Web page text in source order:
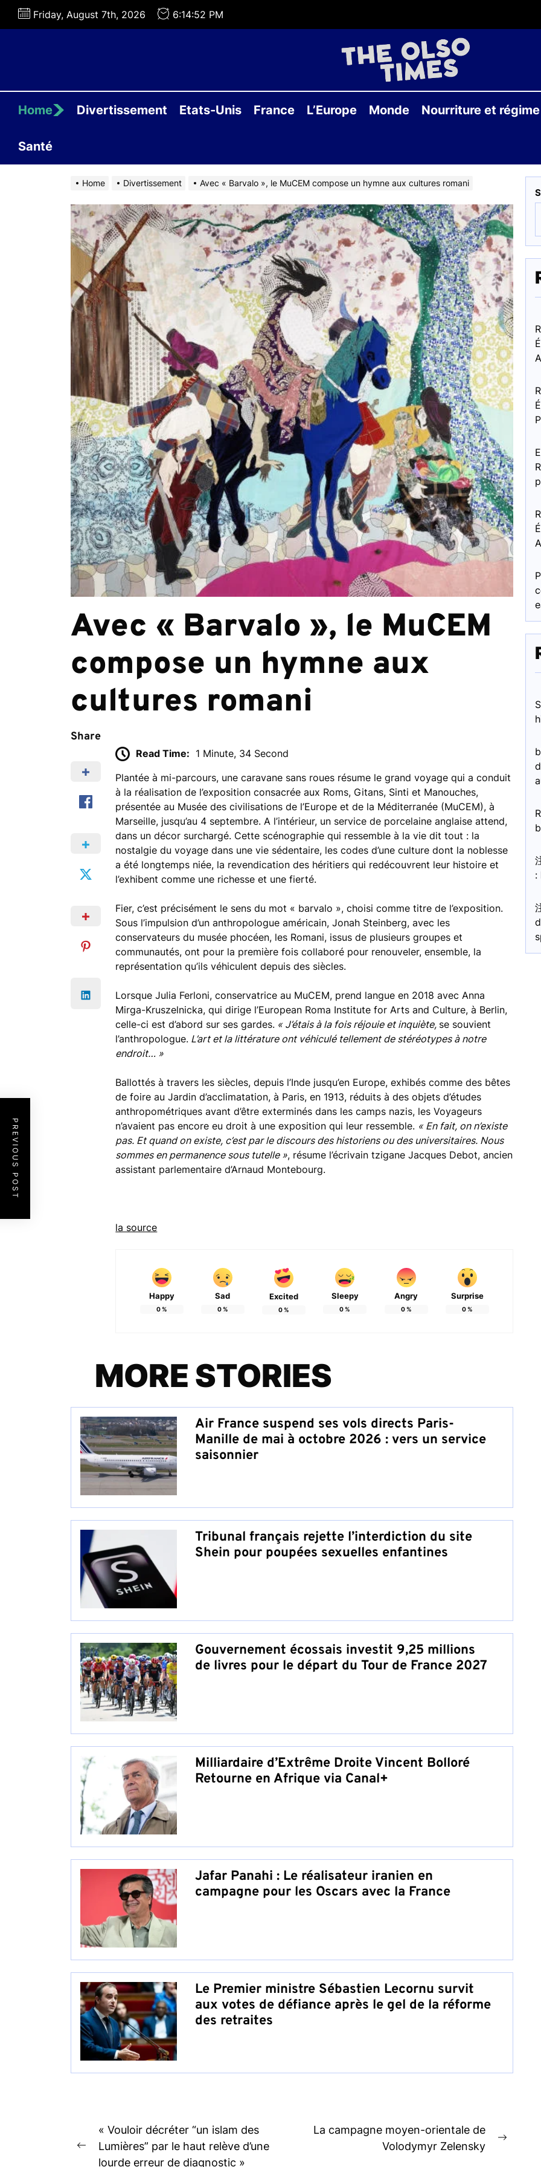
Skip
Friday, August 7th, 2026 6:14:53 PM
Home Divertissement Etats-Unis France L’Europe Monde Nourriture et régime
Santé
Home Divertissement Avec « Barvalo », le MuCEM compose un hymne aux cultures romani
Avec « Barvalo », le MuCEM
compose un hymne aux
cultures romani
Share
Read Time: 1 Minute, 34 Second
Plantée à mi-parcours, une caravane sans roues résume le grand voyage qui a conduit
à la réalisation de l’exposition consacrée aux Roms, Gitans, Sinti et Manouches,
présentée au Musée des civilisations de l’Europe et de la Méditerranée (MuCEM), à
Marseille, jusqu’au 4 septembre. A l’intérieur, un service de porcelaine anglaise attend,
dans un décor surchargé. Cette scénographie qui ressemble à la vie dit tout : la
nostalgie du voyage dans une vie sédentaire, les codes d’une culture dont la noblesse
a été longtemps niée, la revendication des héritiers qui redécouvrent leur histoire et
l’exhibent comme une richesse et une fierté.
Fier, c’est précisément le sens du mot « barvalo », choisi comme titre de l’exposition.
Sous l’impulsion d’un anthropologue américain, Jonah Steinberg, avec les
conservateurs du musée phocéen, les Romani, issus de plusieurs groupes et
communautés, ont pour la première fois collaboré pour renouveler, ensemble, la
représentation qu’ils véhiculent depuis des siècles.
Lorsque Julia Ferloni, conservatrice au MuCEM, prend langue en 2018 avec Anna
Mirga-Kruszelnicka, qui dirige l’European Roma Institute for Arts and Culture, à Berlin,
celle-ci est d’abord sur ses gardes. « J’étais à la fois réjouie et inquiète, se souvient
l’anthropologue. L’art et la littérature ont véhiculé tellement de stéréotypes à notre
endroit… »
Ballottés à travers les siècles, depuis l’Inde jusqu’en Europe, exhibés comme des bêtes
de foire au Jardin d’acclimatation, à Paris, en 1913, réduits à des objets d’études
anthropométriques avant d’être exterminés dans les camps nazis, les Voyageurs
n’avaient pas encore eu droit à une exposition qui leur ressemble. « En fait, on n’existe
pas. Et quand on existe, c’est par le discours des historiens ou des universitaires. Nous
sommes en permanence sous tutelle », résume l’écrivain tzigane Jacques Debot, ancien
assistant parlementaire d’Arnaud Montebourg.
la source
Happy
0%
Sad
0%
Excited
0%
Sleepy
0%
Angry
0%
Surprise
0%
PREVIOUS POST
MORE STORIES
Air France suspend ses vols directs Paris-
Manille de mai à octobre 2026 : vers un service
saisonnier
Tribunal français rejette l’interdiction du site
Shein pour poupées sexuelles enfantines
Gouvernement écossais investit 9,25 millions
de livres pour le départ du Tour de France 2027
Milliardaire d’Extrême Droite Vincent Bolloré
Retourne en Afrique via Canal+
Jafar Panahi : Le réalisateur iranien en
campagne pour les Oscars avec la France
Le Premier ministre Sébastien Lecornu survit
aux votes de défiance après le gel de la réforme
des retraites
Post
navigation
Previous
« Vouloir décréter “un islam des
Lumières” par le haut relève d’une
lourde erreur de diagnostic »
La campagne moyen-orientale de
Volodymyr Zelensky
: